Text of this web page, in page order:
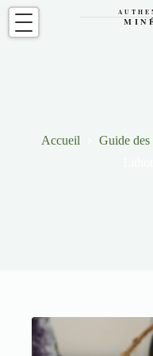
Passer
contenu
Accueil Guide des